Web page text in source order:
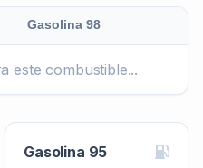
Gasolina 98
este combustible...
Gasolina 95